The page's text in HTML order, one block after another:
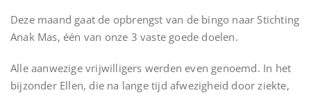
Deze maand gaat de opbrengst van de bingo naar Stichting
Anak Mas, één van onze 3 vaste goede doelen.
Alle aanwezige vrijwilligers werden even genoemd. In het
bijzonder Ellen, die na lange tijd afwezigheid door ziekte,